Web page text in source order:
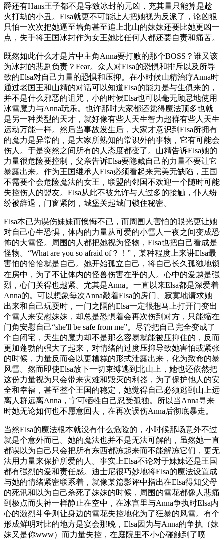
爵还有Hans王子都不是导致冰封的元凶，充其量只能算是趁
火打劫的小丑。Elsa就更不可能让人把她视为反派了，论凶狠
只怕一次次把她逼至墙角甚至追上北山的妹妹还要比她更凶一
点，失手将王国冰封作为女王她比任何人都还要自责和痛苦。
既然如此什么才是片中主角Anna要打败的那个BOSS？谁又该
为冰封的悲剧负责？Fear。众人对Elsa的恐惧和排斥以及所导
致的Elsa对自己力量的恐惧和压抑。在小时候山精治疗Anna时
通过老国王和山精的对话可以知道Elsa的能力是与生俱来的，
并不是什么邪恶的诅咒，小的时候Elsa也可以毫无顾忌地使用
冰雪魔力与Anna玩乐。也许那时大家都还觉得魔法顶多也就
是另一种类型的天才，就好像有些人天生智力超群有些人天生
运动万能一样。然后当事故发生后，大家才意识到Elsa所拥有
的魔力是异常的，是大家所熟知的常识外的事物，它有可能会
伤人。于是突然之间所有的人态度都变了。山精告诉Elsa她的
力量很危险要控制，父亲告诉Elsa要隐藏自己的力量不要让它
暴露出来。作为王国继承人Elsa必须看起来完美无缺陷，王国
不需要个会危险魔法的女王，联盟的邻国不欢迎一个随时可能
失控伤人的盟友。Elsa从此不被允许与人过多的接触，仆人纷
纷被辞退，门窗紧闭，城堡关起城门锁住秘密。
Elsa本已为误伤妹妹而懊悔不已，而周围人害怕的眼光更让她
对自己心生恐惧，体内的力量从可爱的小雪人一夜之间变成恐
怖的大雪怪。周围的人都把她视为怪物，Elsa也把自己看成是
怪物。“What are you so afraid of？！”，某种程度上来讲Elsa最
害怕的恰恰就是自己。她开始孤立自己，将自己长久孤独地锁
在房中，为了不让体内的怪兽伤害在乎的人。心中的爱越是强
烈，心门关得也越紧。尤其是Anna。一直以来Elsa都是深爱着
Anna的。可以想象每次Anna敲着Elsa的房门、寂寞地请求她
出来和自己玩耍时，一门之隔的Elsa一定很想马上打开门变出
个雪人来安慰妹妹，却总是恐惧着会再次伤到对方，只能缩在
门角安慰自己“she'll be safe from me”。尽管把自己完全变成了
个自闭宅，天生的魔力却不是那么容易就能被压抑住的，反而
更加蓬勃的强大了起来，对情绪的过度压抑导致她害怕或紧张
的时候，力量反而会以更糟糕的形式泄露出来，化为致命的暴
风雪。然而即使Elsa放下一切束缚逃到北山上，她也还依然把
这份力量视为只会带来灾难和毁灭的利器，为了保护他人的安
全和幸福，甚至整个王国的稳定，她觉得自己必须逃到山上远
离人群远离Anna，宁可牺牲自己忍受孤独。所以当Anna寻来
时她无论如何也不愿意回去，在再次误伤Anna后彻底暴走。
当然Elsa的魔法根本就没有什么危险的，小时候那场意外不过
就是个意外而已。她的魔法也并不是无法可解的，虽然她一直
都误以为自己只会把所有东西都冻起来而不能解冻它们，更无
法用力量来保护所爱的人。事实上Elsa不论对于妹妹还是王国
都有强烈的爱和责任感。迪士尼很巧妙地将Elsa的魔法设置成
与她的情绪紧密联系着，就像某篇影评中指出在Elsa得知父母
的死讯和以为自己杀死了妹妹的时候，周围的雪花都像人悲痛
到极点而失神一样静止在空中，在冰宫里与Anna争执时Elsa内
心的激烈斗争则让身边的雪花失控地化为了狂暴的风雪。有个
形成鲜明对比的地方是宴会那晚，Elsa因为与Anna的争执（妹
妹又是你www）而力量失控，在庭院里不小心碰触到了喷